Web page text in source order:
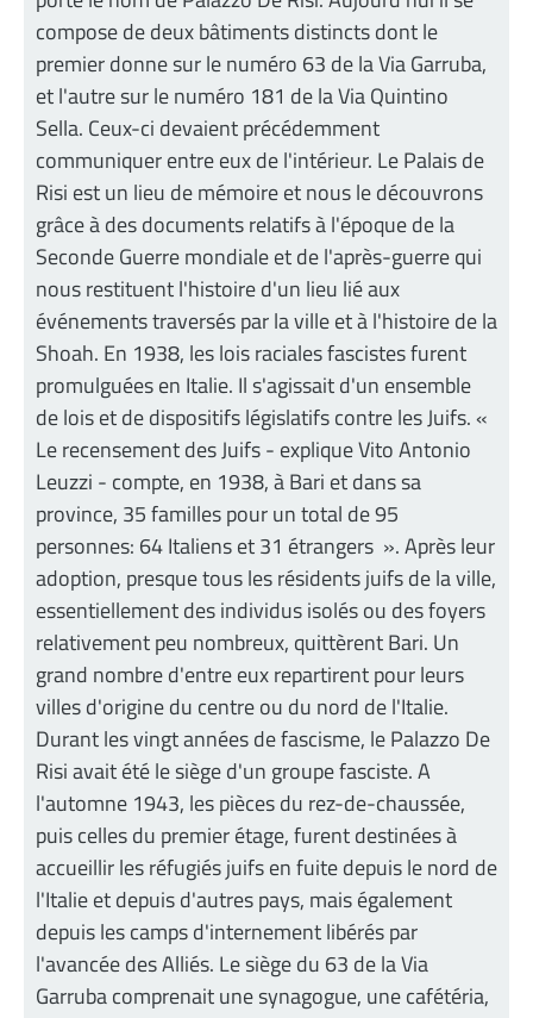
compose de deux bâtiments distincts dont le
premier donne sur le numéro 63 de la Via Garruba,
et l'autre sur le numéro 181 de la Via Quintino
Sella. Ceux-ci devaient précédemment
communiquer entre eux de l'intérieur. Le Palais de
Risi est un lieu de mémoire et nous le découvrons
grâce à des documents relatifs à l'époque de la
Seconde Guerre mondiale et de l'après-guerre qui
nous restituent l'histoire d'un lieu lié aux
événements traversés par la ville et à l'histoire de la
Shoah. En 1938, les lois raciales fascistes furent
promulguées en Italie. Il s'agissait d'un ensemble
de lois et de dispositifs législatifs contre les Juifs. «
Le recensement des Juifs - explique Vito Antonio
Leuzzi - compte, en 1938, à Bari et dans sa
province, 35 familles pour un total de 95
personnes: 64 Italiens et 31 étrangers ». Après leur
adoption, presque tous les résidents juifs de la ville,
essentiellement des individus isolés ou des foyers
relativement peu nombreux, quittèrent Bari. Un
grand nombre d'entre eux repartirent pour leurs
villes d'origine du centre ou du nord de l'Italie.
Durant les vingt années de fascisme, le Palazzo De
Risi avait été le siège d'un groupe fasciste. A
l'automne 1943, les pièces du rez-de-chaussée,
puis celles du premier étage, furent destinées à
accueillir les réfugiés juifs en fuite depuis le nord de
l'Italie et depuis d'autres pays, mais également
depuis les camps d'internement libérés par
l'avancée des Alliés. Le siège du 63 de la Via
Garruba comprenait une synagogue, une cafétéria,